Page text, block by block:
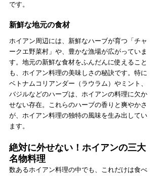
です。
新鮮な地元の食材
ホイアン周辺には、新鮮なハーブが育つ「チャ
ークエ野菜村」や、豊かな漁場が広がっていま
す。地元の新鮮な食材をふんだんに使えること
も、ホイアン料理の美味しさの秘訣です。特に
ベトナムコリアンダー（ラウラム）やミント、
バジルなどのハーブは、ホイアンの料理に欠か
せない存在。これらのハーブの香りと爽やかさ
が、ホイアン料理の独特の風味を生み出してい
ます。
絶対に外せない！ホイアンの三大
名物料理
数あるホイアン料理の中でも、これだけは食べ